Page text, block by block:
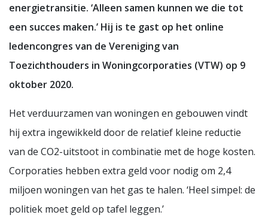
energietransitie. ‘Alleen samen kunnen we die tot
een succes maken.’ Hij is te gast op het online
ledencongres van de Vereniging van
Toezichthouders in Woningcorporaties (VTW) op 9
oktober 2020.
Het verduurzamen van woningen en gebouwen vindt
hij extra ingewikkeld door de relatief kleine reductie
van de CO2-uitstoot in combinatie met de hoge kosten.
Corporaties hebben extra geld voor nodig om 2,4
miljoen woningen van het gas te halen. ‘Heel simpel: de
politiek moet geld op tafel leggen.’